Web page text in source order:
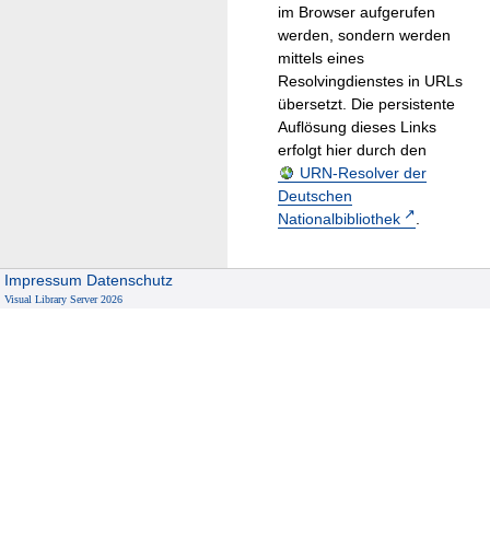
im Browser aufgerufen
werden, sondern werden
mittels eines
Resolvingdienstes in URLs
übersetzt. Die persistente
Auflösung dieses Links
erfolgt hier durch den
URN-Resolver der
Deutschen
Nationalbibliothek
.
Impressum Datenschutz
Visual Library Server 2026